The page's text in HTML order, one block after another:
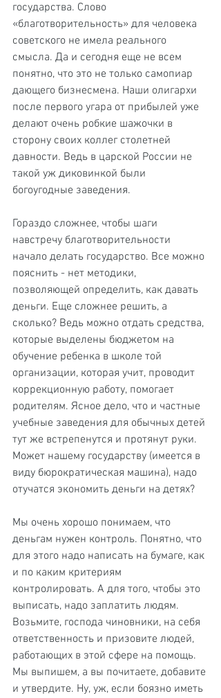
государства. Слово
«благотворительность» для человека
советского не имела реального
смысла. Да и сегодня еще не всем
понятно, что это не только самопиар
дающего бизнесмена. Наши олигархи
после первого угара от прибылей уже
делают очень робкие шажочки в
сторону своих коллег столетней
давности. Ведь в царской России не
такой уж диковинкой были
богоугодные заведения.
Гораздо сложнее, чтобы шаги
навстречу благотворительности
начало делать государство. Все можно
пояснить - нет методики,
позволяющей определить, как давать
деньги. Еще сложнее решить, а
сколько? Ведь можно отдать средства,
которые выделены бюджетом на
обучение ребенка в школе той
организации, которая учит, проводит
коррекционную работу, помогает
родителям. Ясное дело, что и частные
учебные заведения для обычных детей
тут же встрепенутся и протянут руки.
Может нашему государству (имеется в
виду бюрократическая машина), надо
отучатся экономить деньги на детях?
Мы очень хорошо понимаем, что
деньгам нужен контроль. Понятно, что
для этого надо написать на бумаге, как
и по каким критериям
контролировать. А для того, чтобы это
выписать, надо заплатить людям.
Возьмите, господа чиновники, на себя
ответственность и призовите людей,
работающих в этой сфере на помощь.
Мы выпишем, а вы почитаете, добавите
и утвердите. Ну, уж, если боязно иметь